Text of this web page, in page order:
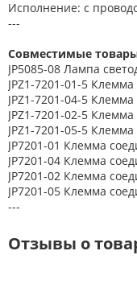
Исполнение: с
---
Совместимые
JP5085-08 Лампа
JPZ1-7201-01-5
JPZ1-7201-04-5
JPZ1-7201-02-5
JPZ1-7201-05-5
JP7201-01 Клемма
JP7201-04 Клемма
JP7201-02 Клемма
JP7201-05 Клемма
---
Отзывы о